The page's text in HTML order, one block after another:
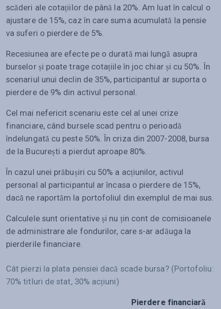
scăderi ale cotațiilor de până la 20%. Am luat în calcul o
ajustare de 15%, caz în care suma acumulată la pensie
va suferi o pierdere de 5%.
Recesiunea are efecte pe o durată mai lungă asupra
burselor și poate trage cotațiile în joc chiar și cu 50%. În
scenariul unui declin de 35%, participantul ar suporta o
pierdere de 9% din activul personal.
Cel mai nefericit scenariu este cel al unei crize
financiare, când bursele scad pentru o perioadă
îndelungată cu peste 50%. În criza din 2007-2008, bursa
de la București a pierdut aproape 80%.
În cazul unei prăbușiri cu 50% a acțiunilor, activul
personal al participantul ar încasa o pierdere de 15%,
dacă ne raportăm la portofoliul din exemplul de mai sus.
Calculele sunt orientative și nu țin cont de comisioanele
de administrare ale fondurilor, care s-ar adăuga la
pierderile financiare.
Cât pierzi la plata pensiei dacă scade bursa? (Portofoliu:
70% titluri de stat, 30% acțiuni)
Pierdere financiară